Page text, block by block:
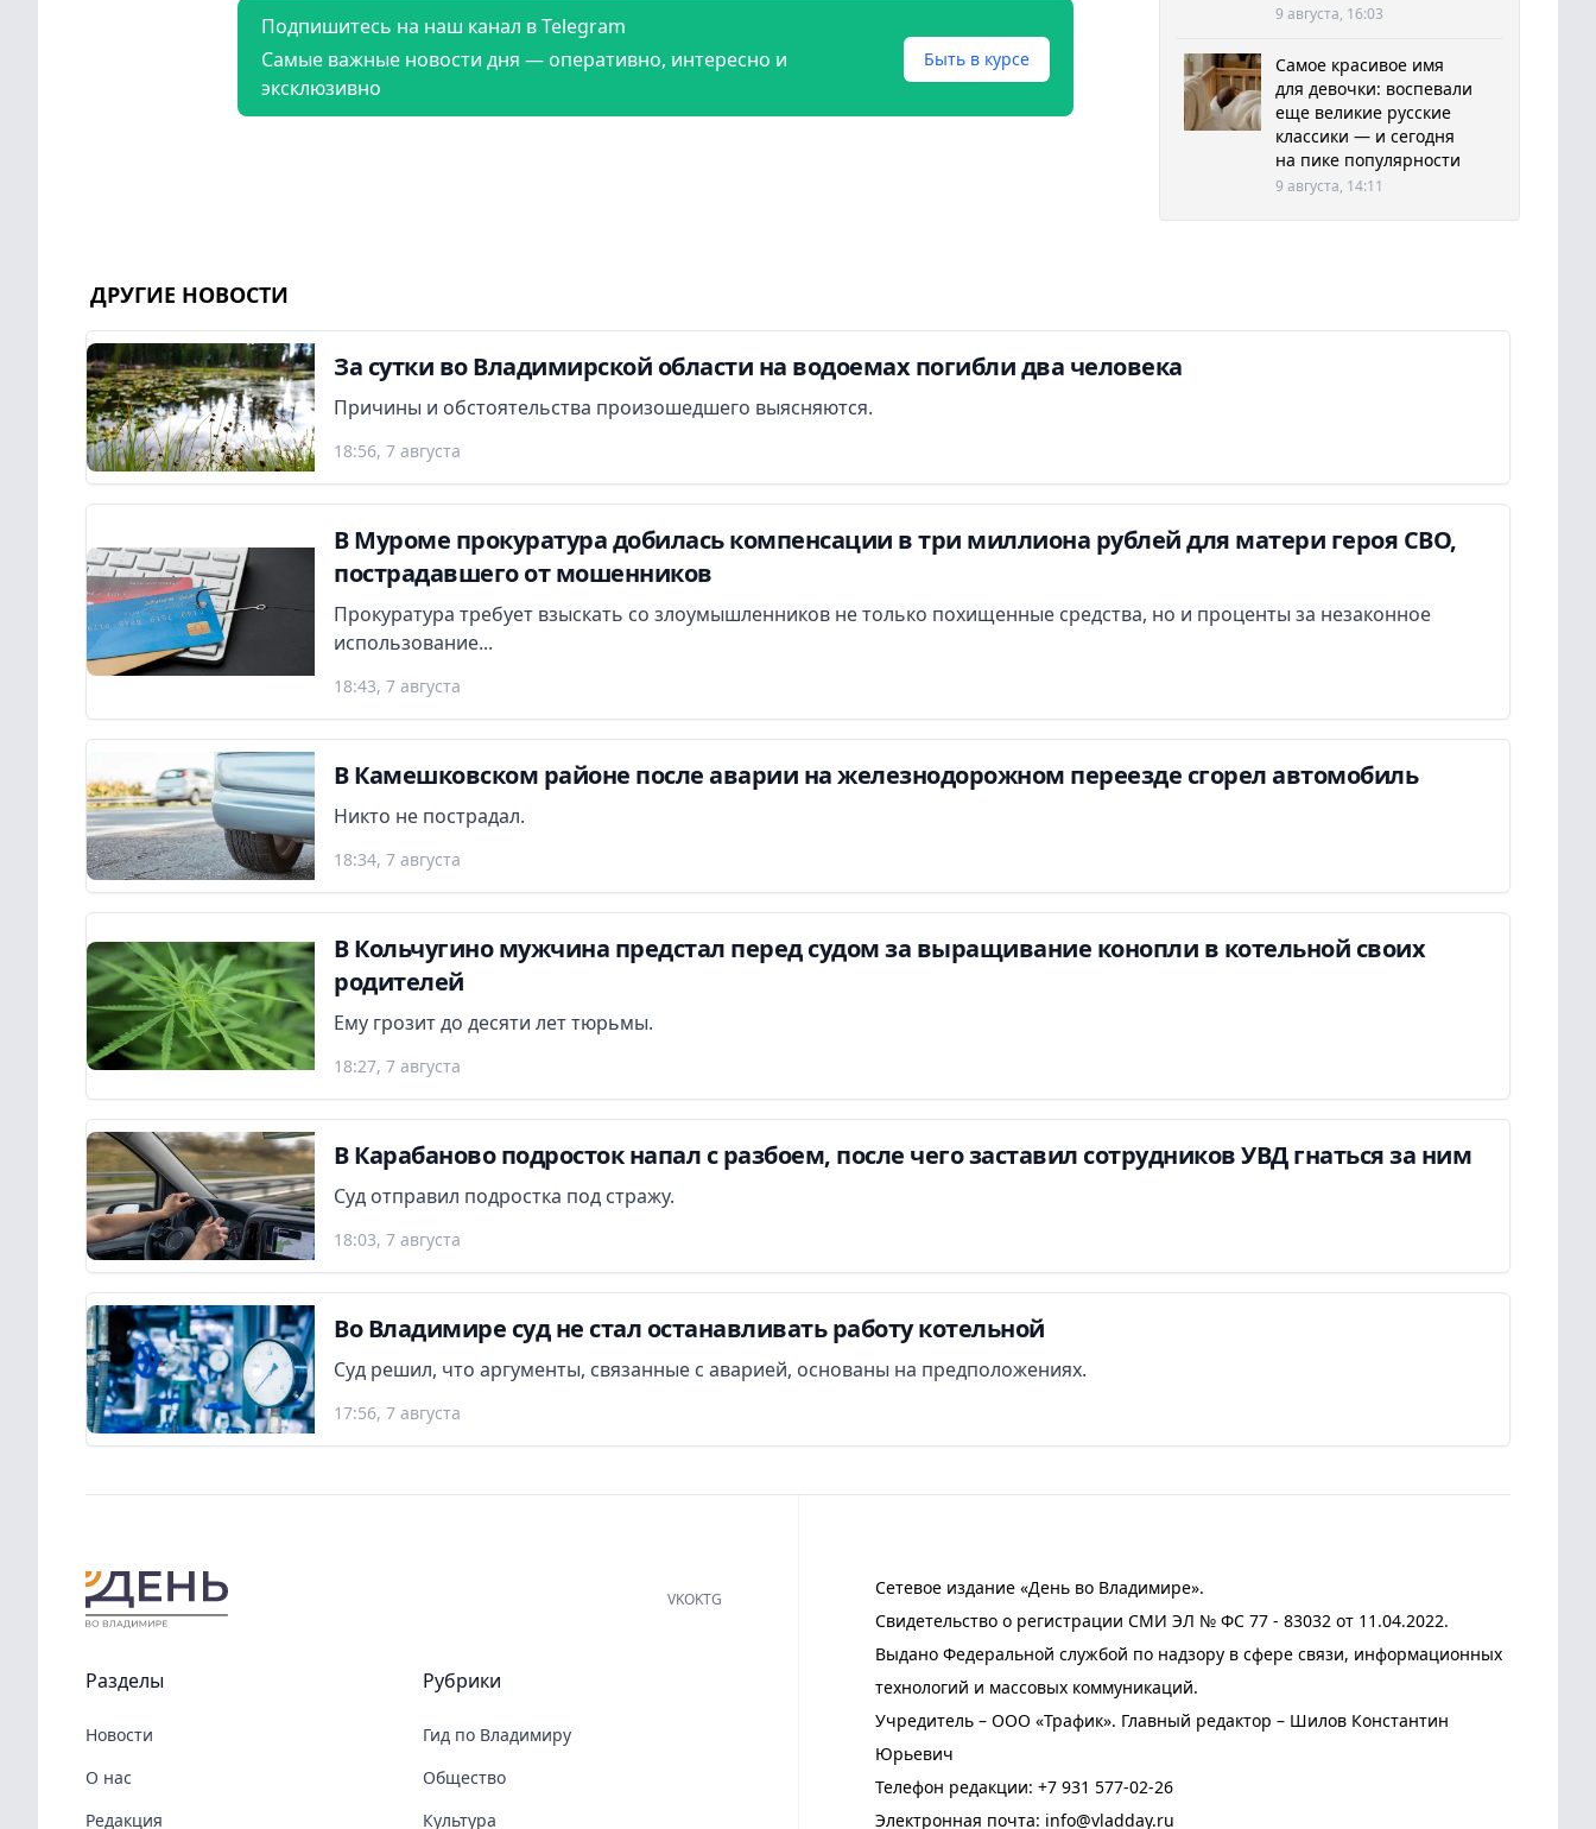
Подпишитесь на наш канал в Telegram
Самые важные новости дня — оперативно, интересно и
эксклюзивно
Быть в курсе
9 августа, 16:03
Самое красивое имя
для девочки: воспевали
еще великие русские
классики — и сегодня
на пике популярности
9 августа, 14:11
ДРУГИЕ НОВОСТИ
За сутки во Владимирской области на водоемах погибли два человека
Причины и обстоятельства произошедшего выясняются.
18:56, 7 августа
В Муроме прокуратура добилась компенсации в три миллиона рублей для матери героя СВО,
пострадавшего от мошенников
Прокуратура требует взыскать со злоумышленников не только похищенные средства, но и проценты за незаконное
использование...
18:43, 7 августа
В Камешковском районе после аварии на железнодорожном переезде сгорел автомобиль
Никто не пострадал.
18:34, 7 августа
В Кольчугино мужчина предстал перед судом за выращивание конопли в котельной своих
родителей
Ему грозит до десяти лет тюрьмы.
18:27, 7 августа
В Карабаново подросток напал с разбоем, после чего заставил сотрудников УВД гнаться за ним
Суд отправил подростка под стражу.
18:03, 7 августа
Во Владимире суд не стал останавливать работу котельной
Суд решил, что аргументы, связанные с аварией, основаны на предположениях.
17:56, 7 августа
Сетевое издание «День во Владимире».
Свидетельство о регистрации СМИ ЭЛ № ФС 77 - 83032 от 11.04.2022.
Выдано Федеральной службой по надзору в сфере связи, информационных
технологий и массовых коммуникаций.
Учредитель – ООО «Трафик». Главный редактор – Шилов Константин
Юрьевич
Телефон редакции: +7 931 577-02-26
Электронная почта: info@vladday.ru
VKOKTG
Разделы
Новости
О нас
Редакция
Рубрики
Гид по Владимиру
Общество
Культура